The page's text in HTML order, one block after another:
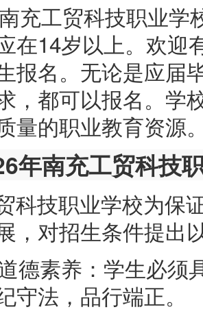
充工贸科技职业学
在14岁以上。欢迎
报名。无论是应届
，都可以报名。学
量的职业教育资源
年南充工贸科技
科技职业学校为保
，对招生条件提出
德素养：学生必须
守法，品行端正。